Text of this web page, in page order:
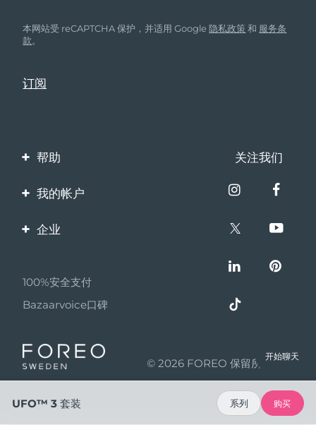
本网站受 reCAPTCHA 保护，并适用 Google隐私政策 和 服务条
款。
帮助
联系我们
保修与退换货
关注我们
我的帐户
产品注册
企业
伙伴计划
联盟新闻
成为合作伙伴
100%安全支付
Bazaarvoice口碑
© 2026 FOREO 保留所有权利
开始聊天
UFO™ 3 套装 系列 购买